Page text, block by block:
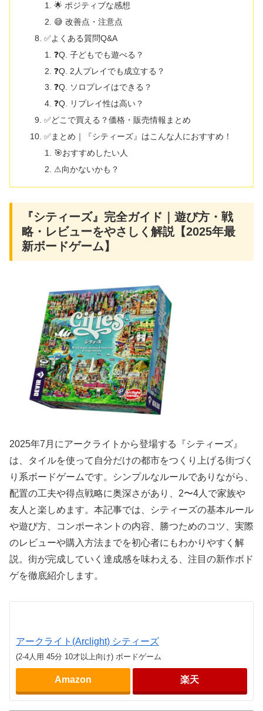
🌟 ポジティブな感想
😅 改善点・注意点
✅よくある質問Q&A
❓Q. 子どもでも遊べる？
❓Q. 2人プレイでも成立する？
❓Q. ソロプレイはできる？
❓Q. リプレイ性は高い？
✅どこで買える？価格・販売情報まとめ
✅まとめ｜『シティーズ』はこんな人におすすめ！
🎯おすすめしたい人
⚠向かないかも？
『シティーズ』完全ガイド｜遊び方・戦
略・レビューをやさしく解説【2025年最
新ボードゲーム】
2025年7月にアークライトから登場する『シティーズ』
は、タイルを使って自分だけの都市をつくり上げる街づく
り系ボードゲームです。シンプルなルールでありながら、
配置の工夫や得点戦略に奥深さがあり、2〜4人で家族や
友人と楽しめます。本記事では、シティーズの基本ルール
や遊び方、コンポーネントの内容、勝つためのコツ、実際
のレビューや購入方法までを初心者にもわかりやすく解
説。街が完成していく達成感を味わえる、注目の新作ボド
ゲを徹底紹介します。
アークライト(Arclight) シティーズ
(2-4人用 45分 10才以上向け) ボードゲーム
Amazon 楽天